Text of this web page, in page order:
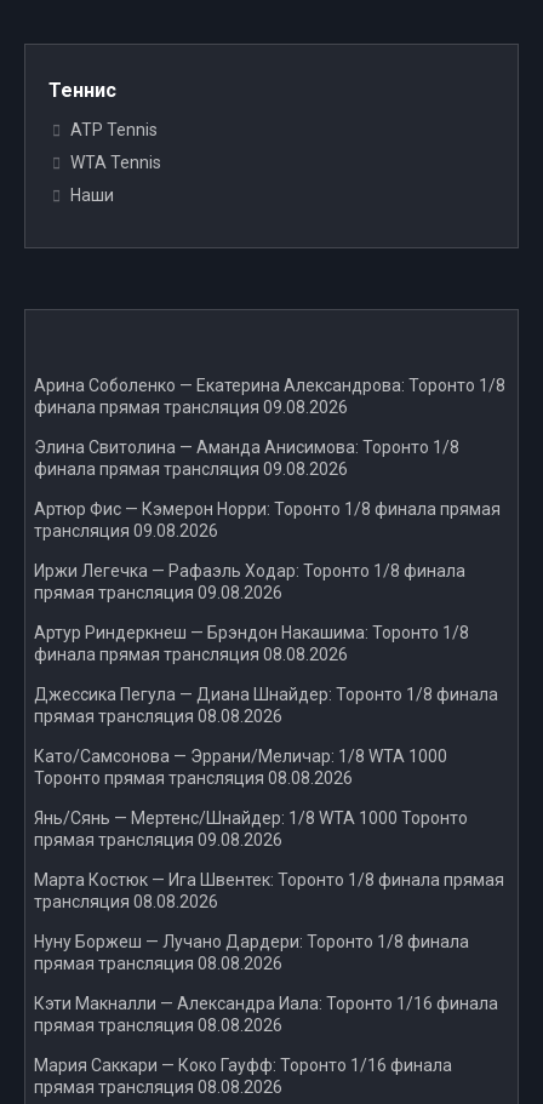
Теннис
ATP Tennis
WTA Tennis
Наши
Арина Соболенко — Екатерина Александрова: Торонто 1/8
финала прямая трансляция 09.08.2026
Элина Свитолина — Аманда Анисимова: Торонто 1/8
финала прямая трансляция 09.08.2026
Артюр Фис — Кэмерон Норри: Торонто 1/8 финала прямая
трансляция 09.08.2026
Иржи Легечка — Рафаэль Ходар: Торонто 1/8 финала
прямая трансляция 09.08.2026
Артур Риндеркнеш — Брэндон Накашима: Торонто 1/8
финала прямая трансляция 08.08.2026
Джессика Пегула — Диана Шнайдер: Торонто 1/8 финала
прямая трансляция 08.08.2026
Като/Самсонова — Эррани/Меличар: 1/8 WTA 1000
Торонто прямая трансляция 08.08.2026
Янь/Сянь — Мертенс/Шнайдер: 1/8 WTA 1000 Торонто
прямая трансляция 09.08.2026
Марта Костюк — Ига Швентек: Торонто 1/8 финала прямая
трансляция 08.08.2026
Нуну Боржеш — Лучано Дардери: Торонто 1/8 финала
прямая трансляция 08.08.2026
Кэти Макналли — Александра Иала: Торонто 1/16 финала
прямая трансляция 08.08.2026
Мария Саккари — Коко Гауфф: Торонто 1/16 финала
прямая трансляция 08.08.2026